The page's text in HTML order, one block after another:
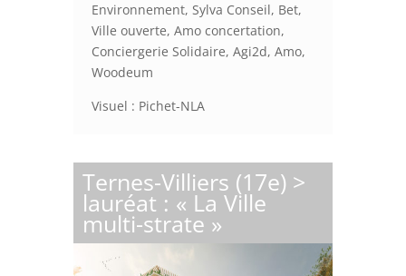
Environnement, Sylva Conseil, Bet,
Ville ouverte, Amo concertation,
Conciergerie Solidaire, Agi2d, Amo,
Woodeum
Visuel : Pichet-NLA
Ternes-Villiers (17e) >
lauréat : « La Ville
multi-strate »